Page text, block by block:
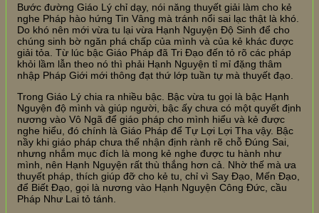
Bước đường Giáo Lý chỉ dạy, nói năng thuyết giải làm cho kẻ
nghe Pháp hào hứng Tin Vâng mà tránh nổi sai lạc thật là khó.
Do khó nên mới vừa tu lại vừa Hạnh Nguyện Độ Sinh để cho
chúng sinh bờ ngăn phá chấp của mình và của kẻ khác được
giải tỏa. Từ lúc bậc Giáo Pháp đã Tri Đạo đến tỏ rõ các pháp
khỏi lầm lẫn theo nó thì phải Hạnh Nguyện tỉ mỉ đặng thâm
nhập Pháp Giới mới thông đạt thứ lớp tuần tự mà thuyết đạo.
Trong Giáo Lý chia ra nhiều bậc. Bậc vừa tu gọi là bậc Hạnh
Nguyện độ mình và giúp người, bậc ấy chưa có một quyết định
nương vào Vô Ngã để giáo pháp cho mình hiểu và kẻ được
nghe hiểu, đó chính là Giáo Pháp để Tự Lợi Lợi Tha vậy. Bậc
nầy khi giáo pháp chưa thể nhận định rành rẽ chỗ Đúng Sai,
nhưng nhắm mục đích là mong kẻ nghe được tu hành như
mình, nên Hạnh Nguyện rất thù thắng hơn cả. Nhờ thế mà ưa
thuyết pháp, thích giúp đỡ cho kẻ tu, chỉ vì Say Đạo, Mến Đạo,
để Biết Đạo, gọi là nương vào Hạnh Nguyện Công Đức, cầu
Pháp Như Lai tỏ tánh.